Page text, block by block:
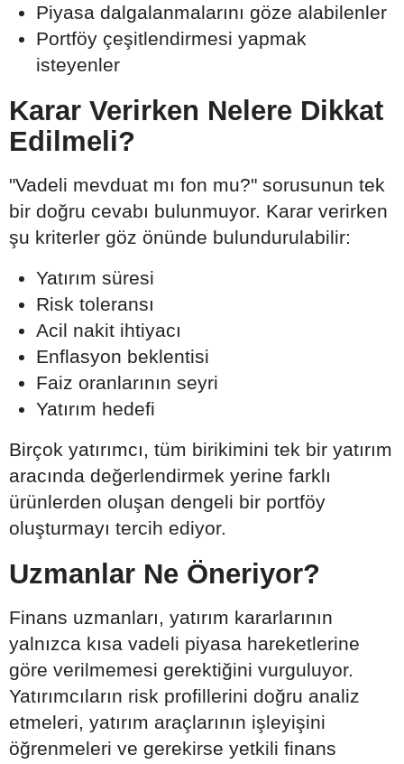
Piyasa dalgalanmalarını göze alabilenler
Portföy çeşitlendirmesi yapmak
isteyenler
Karar Verirken Nelere Dikkat
Edilmeli?
"Vadeli mevduat mı fon mu?" sorusunun tek
bir doğru cevabı bulunmuyor. Karar verirken
şu kriterler göz önünde bulundurulabilir:
Yatırım süresi
Risk toleransı
Acil nakit ihtiyacı
Enflasyon beklentisi
Faiz oranlarının seyri
Yatırım hedefi
Birçok yatırımcı, tüm birikimini tek bir yatırım
aracında değerlendirmek yerine farklı
ürünlerden oluşan dengeli bir portföy
oluşturmayı tercih ediyor.
Uzmanlar Ne Öneriyor?
Finans uzmanları, yatırım kararlarının
yalnızca kısa vadeli piyasa hareketlerine
göre verilmemesi gerektiğini vurguluyor.
Yatırımcıların risk profillerini doğru analiz
etmeleri, yatırım araçlarının işleyişini
öğrenmeleri ve gerekirse yetkili finans